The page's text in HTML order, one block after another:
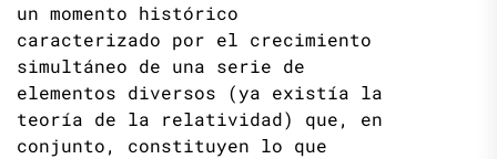
un momento histórico
caracterizado por el crecimiento
simultáneo de una serie de
elementos diversos (ya existía la
teoría de la relatividad) que, en
conjunto, constituyen lo que